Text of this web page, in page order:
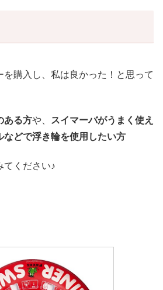
購入し、私は良かった！と思って
ある方や、
スイマーバがうまく使え
などで浮き輪を使用したい方
てください♪